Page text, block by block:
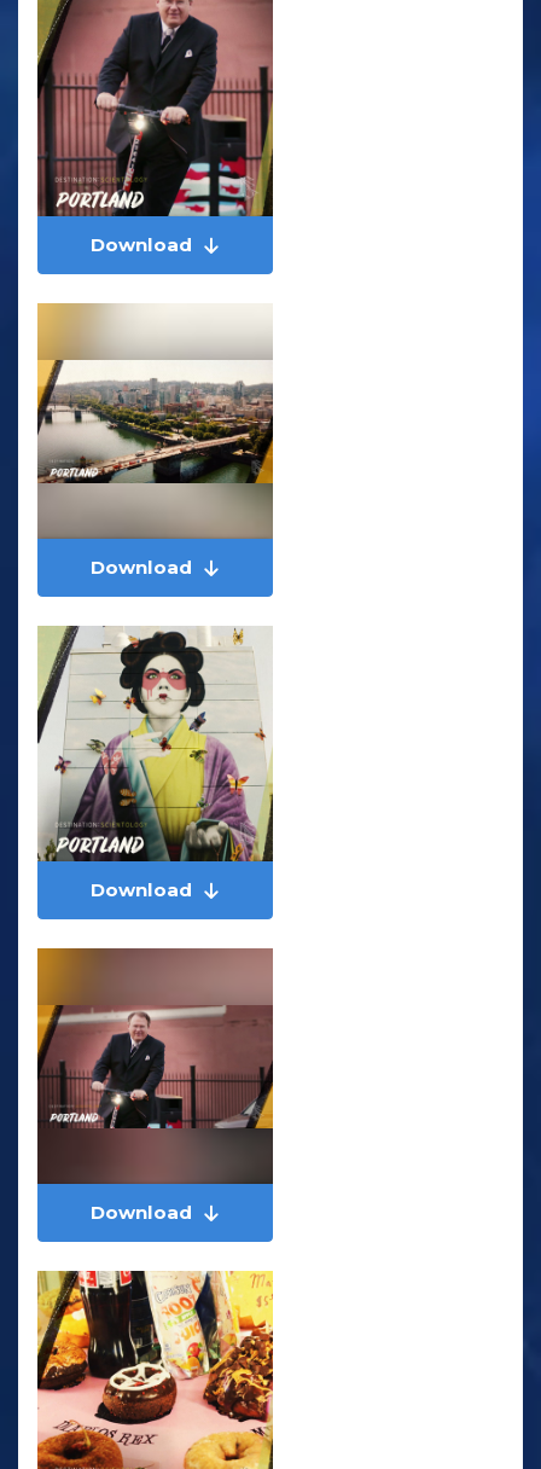
Download
Download
Download
Download